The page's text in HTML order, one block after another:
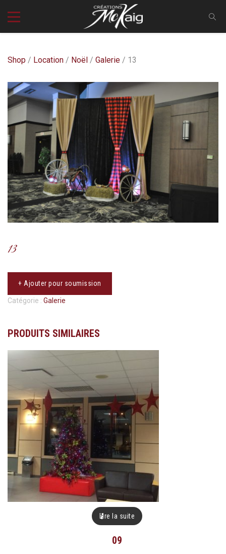
Shop / Location / Noël / Galerie / 13
13
+ Ajouter pour soumission
Catégorie : Galerie
PRODUITS SIMILAIRES
Lire la suite
09